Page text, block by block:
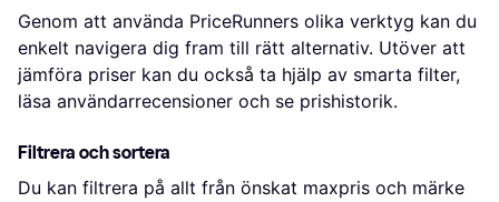
Genom att använda PriceRunners olika verktyg kan du
enkelt navigera dig fram till rätt alternativ. Utöver att
jämföra priser kan du också ta hjälp av smarta filter,
läsa användarrecensioner och se prishistorik.
Filtrera och sortera
Du kan filtrera på allt från önskat maxpris och märke